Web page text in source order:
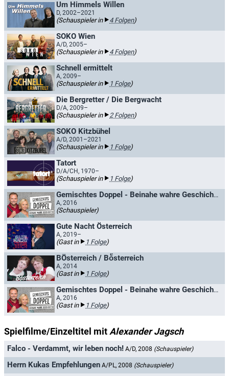
Um Himmels Willen
D, 2002–2021
(Schauspieler in 4 Folgen)
SOKO Wien
A/D, 2005–
(Schauspieler in 4 Folgen)
Schnell ermittelt
A, 2009–
(Schauspieler in 1 Folge)
Die Bergretter / Die Bergwacht
D/A, 2009–
(Schauspieler in 2 Folgen)
SOKO Kitzbühel
A/D, 2001–2021
(Schauspieler in 1 Folge)
Tatort
D/A/CH, 1970–
(Schauspieler in 1 Folge)
Gemischtes Doppel - Beinahe wahre Geschichten
A, 2016
(Schauspieler)
Gute Nacht Österreich
A, 2019–
(Gast in 1 Folge)
BÖsterreich / Boͤsterreich
A, 2014
(Gast in 1 Folge)
Gemischtes Doppel - Beinahe wahre Geschichten
A, 2016
(Gast in 1 Folge)
Spielfilme/Einzeltitel mit Alexander Jagsch
Falco - Verdammt, wir leben noch! A/D, 2008 (Schauspieler)
Herrn Kukas Empfehlungen A/PL, 2008 (Schauspieler)